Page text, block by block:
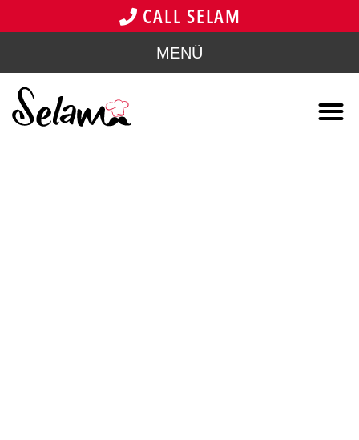
CALL SELAM
MENÜ